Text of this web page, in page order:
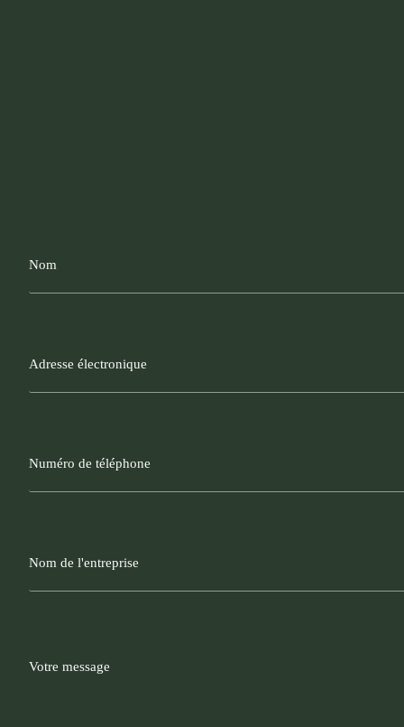
électronique
de
téléphone
de
l'entreprise
message